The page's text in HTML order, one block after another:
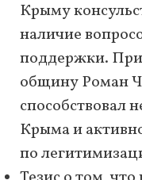
Крыму
наличие
поддержки. При
общину Роман
способствовал
Крыма и
по